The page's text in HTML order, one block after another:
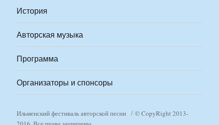
История
Авторская музыка
Программа
Организаторы и спонсоры
Ильменский фестиваль авторской песни
© CopyRight 2013-